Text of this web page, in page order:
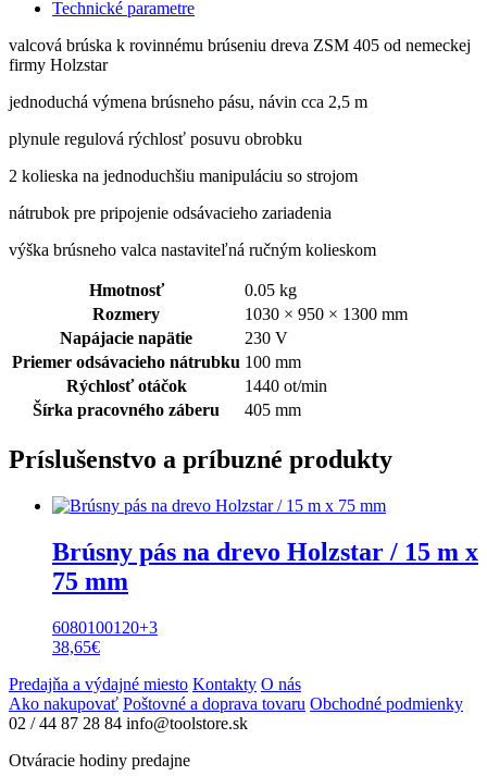
Technické parametre
valcová brúska k rovinnému brúseniu dreva ZSM 405 od nemeckej
firmy Holzstar
jednoduchá výmena brúsneho pásu, návin cca 2,5 m
plynule regulová rýchlosť posuvu obrobku
2 kolieska na jednoduchšiu manipuláciu so strojom
nátrubok pre pripojenie odsávacieho zariadenia
výška brúsneho valca nastaviteľná ručným kolieskom
Hmotnosť
0.05 kg
Rozmery
1030 × 950 × 1300 mm
Napájacie napätie
230 V
Priemer odsávacieho nátrubku 100 mm
Rýchlosť otáčok
1440 ot/min
Šírka pracovného záberu
405 mm
Príslušenstvo a príbuzné produkty
Brúsny pás na drevo Holzstar / 15 m x
75 mm
6080100120+3
38,65€
Predajňa a výdajné miesto Kontakty O nás
Ako nakupovať Poštovné a doprava tovaru Obchodné podmienky
02 / 44 87 28 84 info@toolstore.sk
Otváracie hodiny predajne